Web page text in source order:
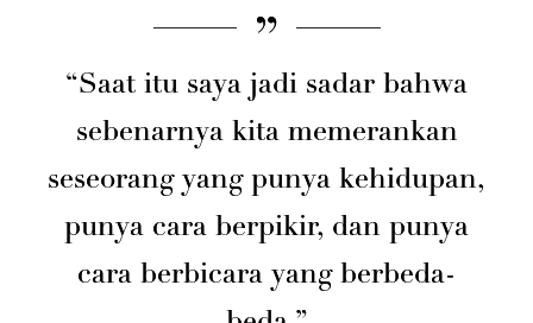
“Saat itu saya jadi sadar bahwa
sebenarnya kita memerankan
seseorang yang punya kehidupan,
punya cara berpikir, dan punya
cara berbicara yang berbeda-